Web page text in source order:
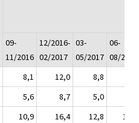
09-
11/2016
12/2016-
02/2017
03-
05/2017
06-
08/2017
8,1 12,0 8,8
5,6 8,7 5,0
10,9 16,4 12,8
11,4